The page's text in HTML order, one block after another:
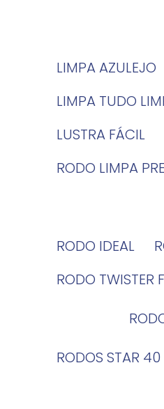
LIMPA AZULEJO
LIMPA TUDO
LUSTRA FÁCIL
RODO LIMPA
RODO IDEAL
RODO TWISTER
RODOS STAR 40